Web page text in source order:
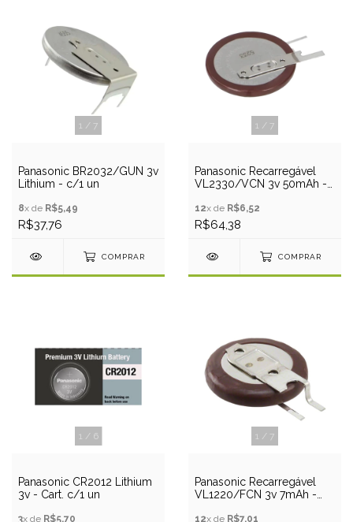
1 / 7
Panasonic BR2032/GUN 3v
Lithium - c/1 un
8x de R$5,49
R$37,76
COMPRAR
1 / 7
Panasonic Recarregável
VL2330/VCN 3v 50mAh -
12x de R$6,52
R$64,38
COMPRAR
1 / 6
Panasonic CR2012 Lithium
3v - Cart. c/1 un
3x de R$5,70
1 / 7
Panasonic Recarregável
VL1220/FCN 3v 7mAh -
12x de R$7,01